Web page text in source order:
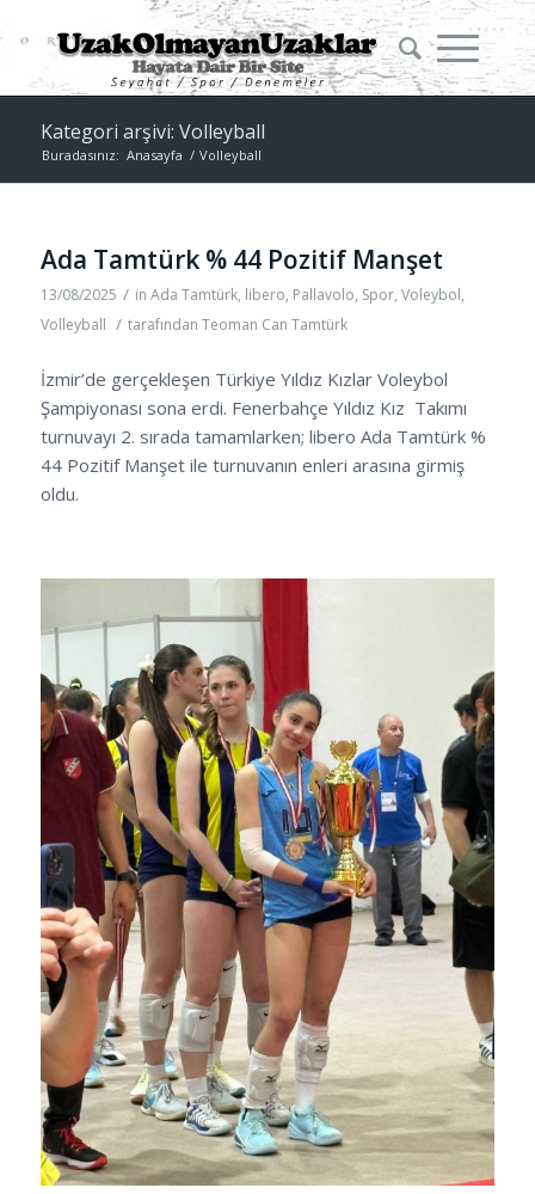
Kategori arşivi: Volleyball
Buradasınız: Anasayfa / Volleyball
Ada Tamtürk % 44 Pozitif Manşet
13/08/2025 / in Ada Tamtürk, libero, Pallavolo, Spor, Voleybol,
Volleyball / tarafından Teoman Can Tamtürk
İzmir’de gerçekleşen Türkiye Yıldız Kızlar Voleybol
Şampiyonası sona erdi. Fenerbahçe Yıldız Kız Takımı
turnuvayı 2. sırada tamamlarken; libero Ada Tamtürk %
44 Pozitif Manşet ile turnuvanın enleri arasına girmiş
oldu.